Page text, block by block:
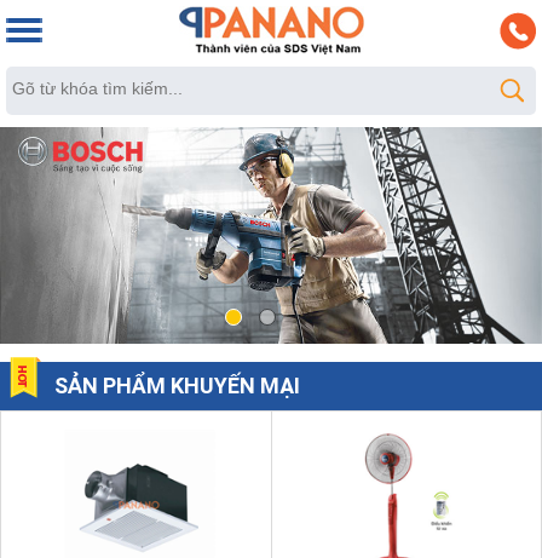
SẢN PHẨM KHUYẾN MẠI